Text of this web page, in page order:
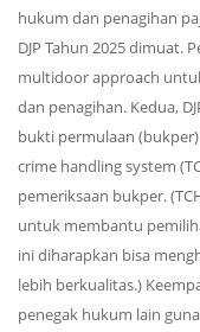
hukum dan penagihan
DJP Tahun 2025 dimuat.
multidoor approach
dan penagihan. Kedua,
bukti permulaan
crime handling system
pemeriksaan bukper.
untuk membantu
ini diharapkan bisa
lebih berkualitas.)
penegak hukum lain